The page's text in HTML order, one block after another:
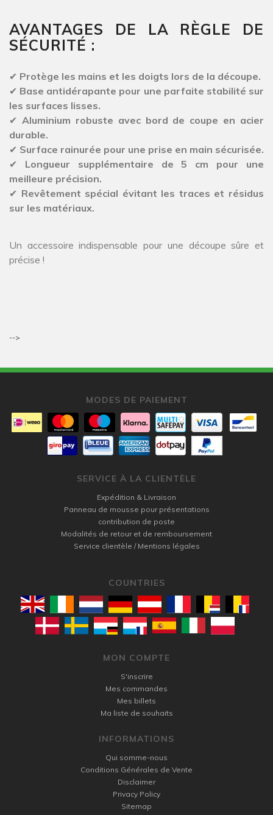
AVANTAGES DE LA RÈGLE DE
SÉCURITÉ :
✔ Protège les mains et les doigts lors de la découpe.
✔ Base antidérapante pour une parfaite stabilité sur
les surfaces lisses.
✔ Aluminium robuste avec bord de coupe en acier
durable.
✔ Surface rainurée pour une prise en main sécurisée.
✔ Longueur supplémentaire de 5 cm pour une
meilleure précision.
✔ Revêtement spécial évitant les traces et résidus
sur les matériaux.
Un accessoire indispensable pour une découpe sûre et
précise !
-->
MODES DE PAIEMENT
SERVICE À LA CLIENTÈLE
Expédition & Livraison
Panneau de mousse pour présentations
contribution de poste
Modalités de retour et de remboursement
Service clientèle / Mentions légales
COUNTRIES
MON COMPTE
S'inscrire
Mes commandes
Mes billets
Ma liste de souhaits
INFORMATIONS
Qui somme-nous
Conditions Générales de Vente
Disclaimer
Privacy Policy
Sitemap